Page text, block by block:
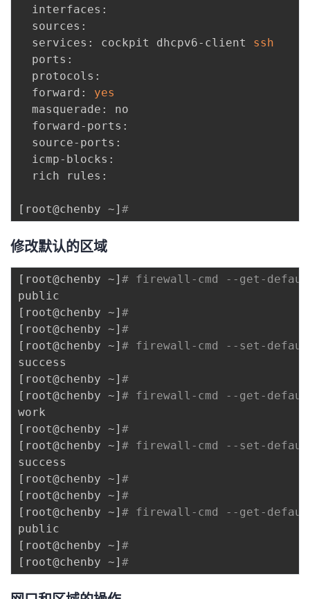
  interfaces:
  sources:
  services: cockpit dhcpv6-client
ssh
  ports:
  protocols:
  forward:
yes
  masquerade: no
  forward-ports:
  source-ports:
  icmp-blocks:
  rich rules:
[ root@chenby ~] #
修改默认的区域
[ root@chenby ~] # firewall-cmd --get-
[ root@chenby ~] #
[ root@chenby ~] #
[ root@chenby ~] # firewall-cmd --set-
[ root@chenby ~] #
[ root@chenby ~] # firewall-cmd --get-
[ root@chenby ~] #
[ root@chenby ~] # firewall-cmd --set-
[ root@chenby ~] #
[ root@chenby ~] #
[ root@chenby ~] # firewall-cmd --get-
[ root@chenby ~] #
[ root@chenby ~] #